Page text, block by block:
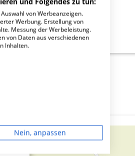
Osterath?
von Werbeanzeigen.
Werbung. Erstellung von
Messung der Werbeleistung.
von Daten aus verschiedenen
Inhalten.
Nein, anpassen